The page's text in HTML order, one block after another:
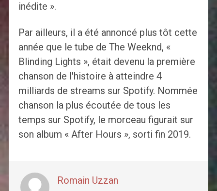
inédite ».
Par ailleurs, il a été annoncé plus tôt cette
année que le tube de The Weeknd, «
Blinding Lights », était devenu la première
chanson de l'histoire à atteindre 4
milliards de streams sur Spotify. Nommée
chanson la plus écoutée de tous les
temps sur Spotify, le morceau figurait sur
son album « After Hours », sorti fin 2019.
Romain Uzzan